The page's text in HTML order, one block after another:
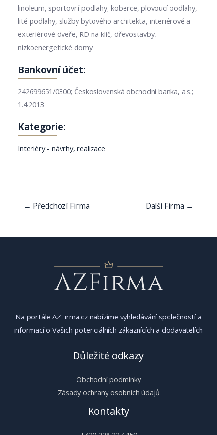
linoleum, sportovní podlahy, koberce, plovoucí podlahy,
lité podlahy, služby bytového architekta, interiérové a
exteriérové dveře, RD na klíč, dřevostavby,
nízkoenergetické domy
Bankovní účet:
242699651/0300; Československá obchodní banka, a.s.;
1.4.2013
Kategorie:
Interiéry - návrhy, realizace
Navigace
← Předchozí Firma Další Firma →
Na portále AZFirma.cz nabízíme vyhledávání společností a
informací o Vašich potenciálních zákaznících a dodavatelích
Důležité odkazy
Obchodní podmínky
Zásady ochrany osobních údajů
Kontakty